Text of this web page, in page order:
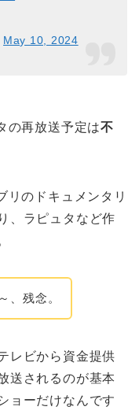
May 10, 2024
の再放送予定は不
リのドキュメンタリ
、ラピュタなど作
、残念。
レビから資金提供
送されるのが基本
ョーだけなんです